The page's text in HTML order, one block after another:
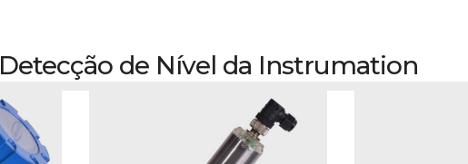
Detecção de Nível da Instrumation